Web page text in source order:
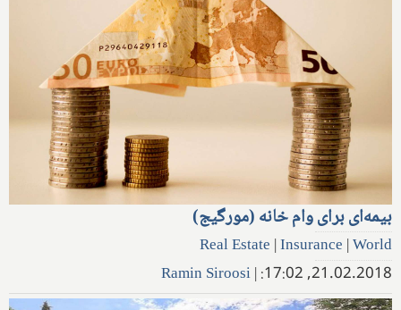
بیمه‌ای برای وام خانه (مورگیج)
Real Estate |Insurance |World
21.02.2018, 17:02:
|
Ramin Siroosi